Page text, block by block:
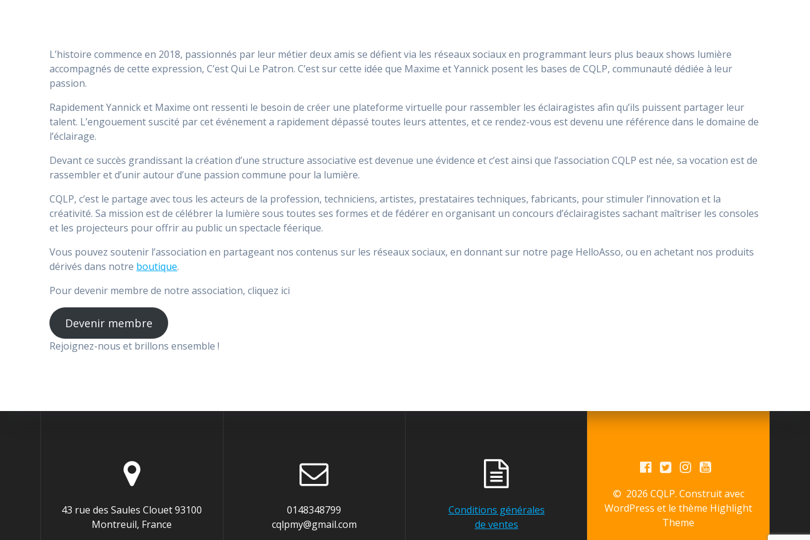
L’histoire commence en 2018, passionnés par leur métier deux amis se défient via les réseaux sociaux en programmant leurs plus beaux shows lumière
accompagnés de cette expression, C’est Qui Le Patron. C’est sur cette idée que Maxime et Yannick posent les bases de CQLP, communauté dédiée à leur
passion.
Rapidement Yannick et Maxime ont ressenti le besoin de créer une plateforme virtuelle pour rassembler les éclairagistes afin qu’ils puissent partager leur
talent. L’engouement suscité par cet événement a rapidement dépassé toutes leurs attentes, et ce rendez-vous est devenu une référence dans le domaine de
l’éclairage.
Devant ce succès grandissant la création d’une structure associative est devenue une évidence et c’est ainsi que l’association CQLP est née, sa vocation est de
rassembler et d’unir autour d’une passion commune pour la lumière.
CQLP, c’est le partage avec tous les acteurs de la profession, techniciens, artistes, prestataires techniques, fabricants, pour stimuler l’innovation et la
créativité. Sa mission est de célébrer la lumière sous toutes ses formes et de fédérer en organisant un concours d’éclairagistes sachant maîtriser les consoles
et les projecteurs pour offrir au public un spectacle féerique.
Vous pouvez soutenir l’association en partageant nos contenus sur les réseaux sociaux, en donnant sur notre page HelloAsso, ou en achetant nos produits
dérivés dans notre boutique.
Pour devenir membre de notre association, cliquez ici
Devenir membre
Rejoignez-nous et brillons ensemble !
43 rue des Saules Clouet 93100
Montreuil, France
0148348799
cqlpmy@gmail.com
Conditions générales
de ventes
© 2026 CQLP. Construit avec
WordPress et le thème Highlight
Theme